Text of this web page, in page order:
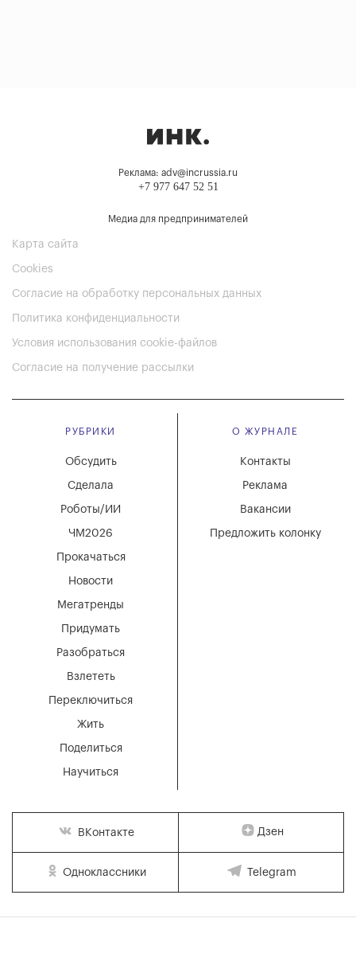
Реклама: adv@incrussia.ru
+7 977 647 52 51
Медиа для предпринимателей
Карта сайта
Cookies
Согласие на обработку персональных данных
Политика конфиденциальности
Условия использования cookie-файлов
Согласие на получение рассылки
РУБРИКИ
Мегатренды
Придумать
Разобраться
Взлететь
Новости
Переключиться
Жить
Поделиться
Научиться
Обсудить
Сделала
Роботы/ИИ
ЧМ2026
Прокачаться
О ЖУРНАЛЕ
Вакансии
Реклама
Контакты
Предложить колонку
ВКонтакте Дзен
Одноклассники Telegram